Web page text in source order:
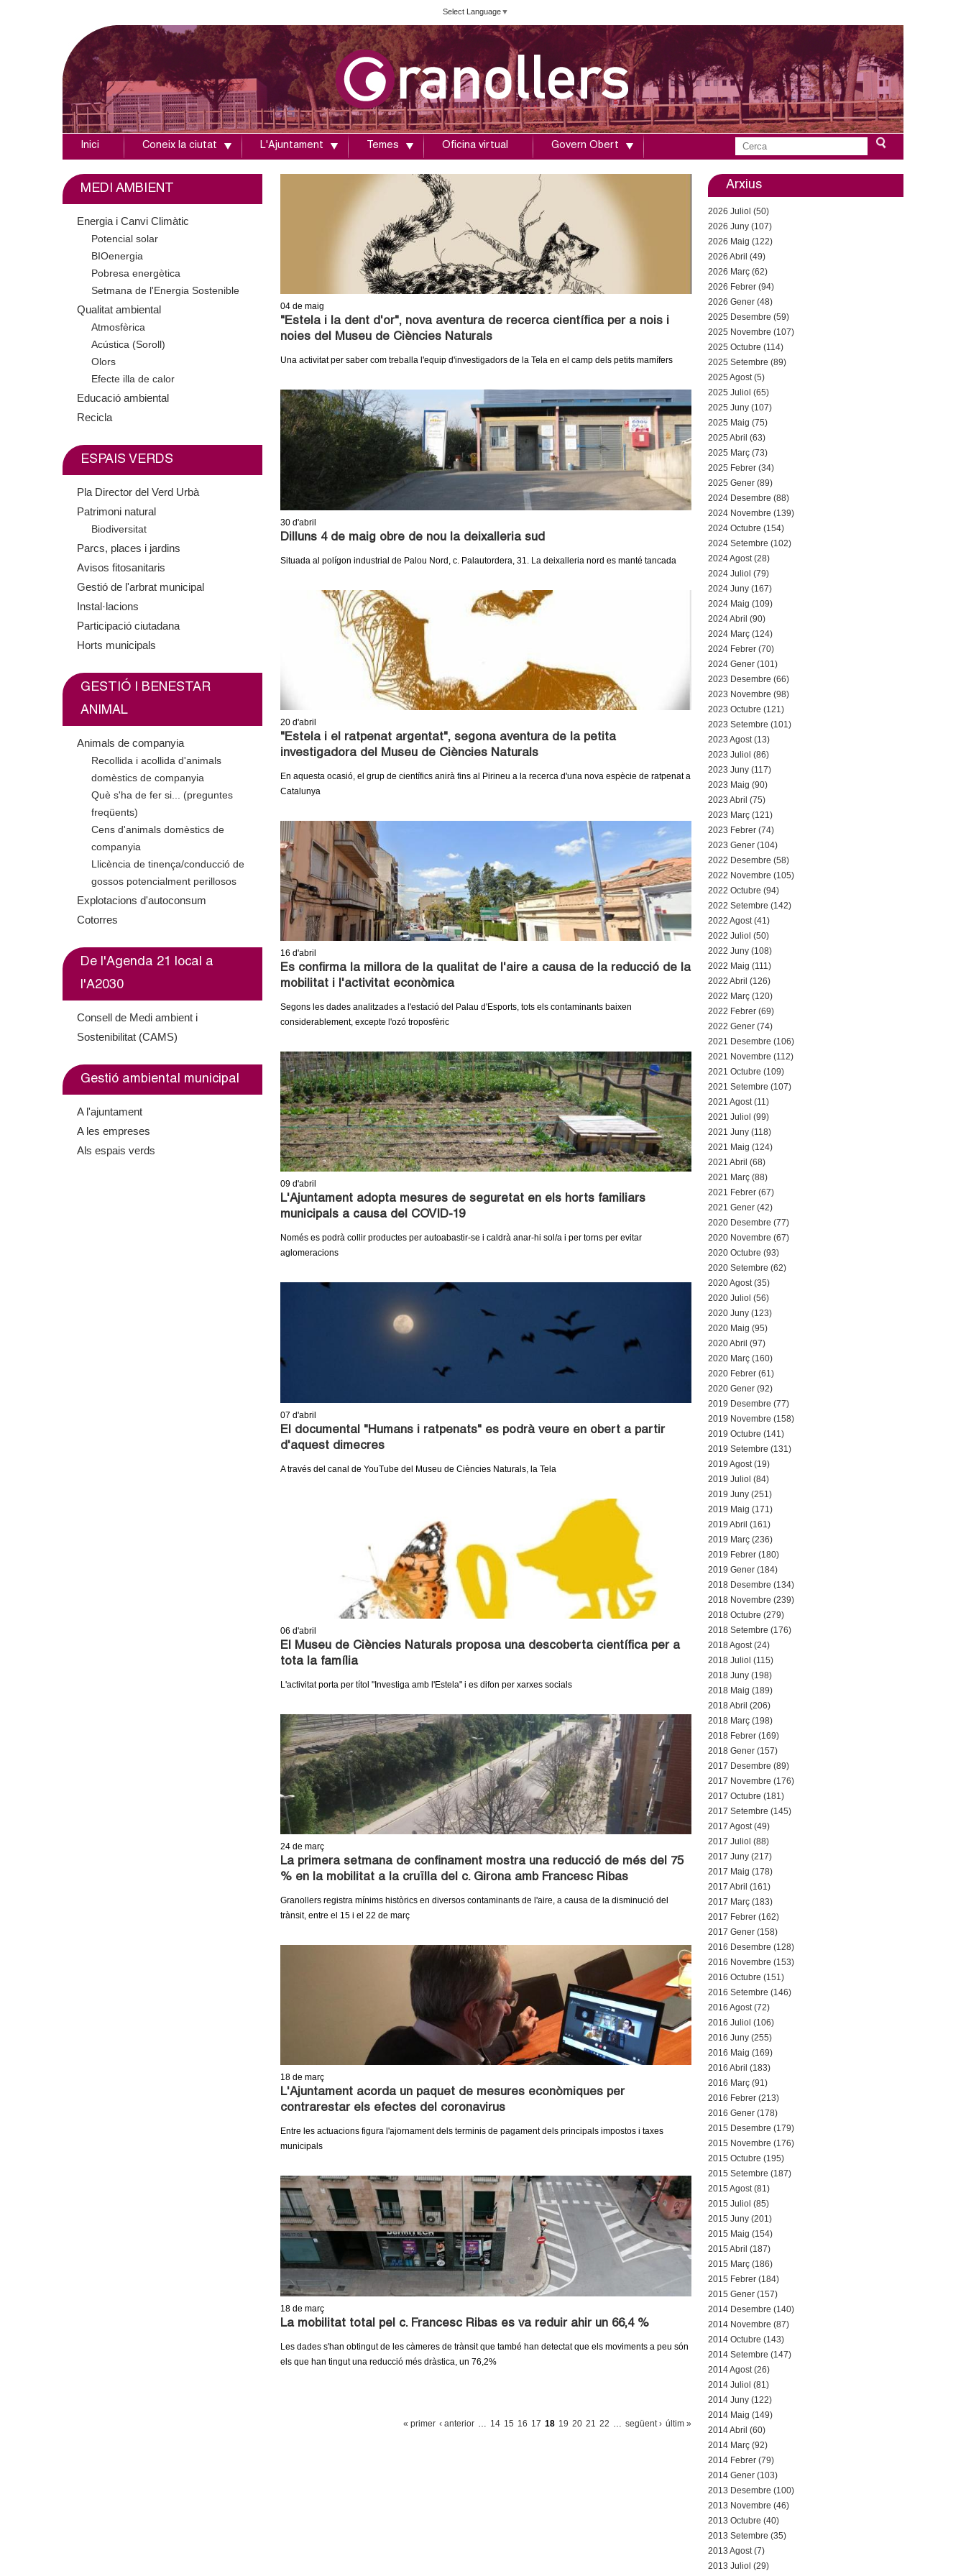
Vés
al
contingut
Select Language▼
j
d
l
Inici Coneix la ciutat L'Ajuntament Temes Oficina virtual Govern Obert
F
o
r
m
u
l
a
r
i
d
e
c
e
r
c
a
e
c
a
Arxius
2026 Juliol (50)
2026 Juny (107)
2026 Maig (122)
2026 Abril (49)
2026 Març (62)
2026 Febrer (94)
2026 Gener (48)
2025 Desembre (59)
2025 Novembre (107)
2025 Octubre (114)
2025 Setembre (89)
2025 Agost (5)
2025 Juliol (65)
2025 Juny (107)
2025 Maig (75)
2025 Abril (63)
2025 Març (73)
2025 Febrer (34)
2025 Gener (89)
2024 Desembre (88)
2024 Novembre (139)
2024 Octubre (154)
2024 Setembre (102)
2024 Agost (28)
2024 Juliol (79)
2024 Juny (167)
2024 Maig (109)
2024 Abril (90)
2024 Març (124)
2024 Febrer (70)
2024 Gener (101)
2023 Desembre (66)
2023 Novembre (98)
2023 Octubre (121)
2023 Setembre (101)
2023 Agost (13)
2023 Juliol (86)
2023 Juny (117)
2023 Maig (90)
2023 Abril (75)
2023 Març (121)
2023 Febrer (74)
2023 Gener (104)
2022 Desembre (58)
2022 Novembre (105)
2022 Octubre (94)
2022 Setembre (142)
2022 Agost (41)
2022 Juliol (50)
2022 Juny (108)
2022 Maig (111)
2022 Abril (126)
2022 Març (120)
2022 Febrer (69)
2022 Gener (74)
2021 Desembre (106)
2021 Novembre (112)
2021 Octubre (109)
2021 Setembre (107)
2021 Agost (11)
2021 Juliol (99)
2021 Juny (118)
2021 Maig (124)
2021 Abril (68)
2021 Març (88)
2021 Febrer (67)
2021 Gener (42)
2020 Desembre (77)
2020 Novembre (67)
2020 Octubre (93)
2020 Setembre (62)
2020 Agost (35)
2020 Juliol (56)
2020 Juny (123)
2020 Maig (95)
2020 Abril (97)
2020 Març (160)
2020 Febrer (61)
2020 Gener (92)
2019 Desembre (77)
2019 Novembre (158)
2019 Octubre (141)
2019 Setembre (131)
2019 Agost (19)
2019 Juliol (84)
2019 Juny (251)
2019 Maig (171)
2019 Abril (161)
2019 Març (236)
2019 Febrer (180)
2019 Gener (184)
2018 Desembre (134)
2018 Novembre (239)
2018 Octubre (279)
2018 Setembre (176)
2018 Agost (24)
2018 Juliol (115)
2018 Juny (198)
2018 Maig (189)
2018 Abril (206)
2018 Març (198)
2018 Febrer (169)
2018 Gener (157)
2017 Desembre (89)
2017 Novembre (176)
2017 Octubre (181)
2017 Setembre (145)
2017 Agost (49)
2017 Juliol (88)
2017 Juny (217)
2017 Maig (178)
2017 Abril (161)
2017 Març (183)
2017 Febrer (162)
2017 Gener (158)
2016 Desembre (128)
2016 Novembre (153)
2016 Octubre (151)
2016 Setembre (146)
2016 Agost (72)
2016 Juliol (106)
2016 Juny (255)
2016 Maig (169)
2016 Abril (183)
2016 Març (91)
2016 Febrer (213)
2016 Gener (178)
2015 Desembre (179)
2015 Novembre (176)
2015 Octubre (195)
2015 Setembre (187)
2015 Agost (81)
2015 Juliol (85)
2015 Juny (201)
2015 Maig (154)
2015 Abril (187)
2015 Març (186)
2015 Febrer (184)
2015 Gener (157)
2014 Desembre (140)
2014 Novembre (87)
2014 Octubre (143)
2014 Setembre (147)
2014 Agost (26)
2014 Juliol (81)
2014 Juny (122)
2014 Maig (149)
2014 Abril (60)
2014 Març (92)
2014 Febrer (79)
2014 Gener (103)
2013 Desembre (100)
2013 Novembre (46)
2013 Octubre (40)
2013 Setembre (35)
2013 Agost (7)
2013 Juliol (29)
04 de maig
"Estela i la dent d'or", nova aventura de recerca científica per a nois i
noies del Museu de Ciències Naturals
Una activitat per saber com treballa l'equip d'investigadors de la Tela en el camp dels petits mamífers
30 d'abril
Dilluns 4 de maig obre de nou la deixalleria sud
Situada al polígon industrial de Palou Nord, c. Palautordera, 31. La deixalleria nord es manté tancada
20 d'abril
"Estela i el ratpenat argentat", segona aventura de la petita
investigadora del Museu de Ciències Naturals
En aquesta ocasió, el grup de científics anirà fins al Pirineu a la recerca d'una nova espècie de ratpenat a
Catalunya
16 d'abril
Es confirma la millora de la qualitat de l'aire a causa de la reducció de la
mobilitat i l'activitat econòmica
Segons les dades analitzades a l'estació del Palau d'Esports, tots els contaminants baixen
considerablement, excepte l'ozó troposfèric
09 d'abril
L'Ajuntament adopta mesures de seguretat en els horts familiars
municipals a causa del COVID-19
Només es podrà collir productes per autoabastir-se i caldrà anar-hi sol/a i per torns per evitar
aglomeracions
07 d'abril
El documental "Humans i ratpenats" es podrà veure en obert a partir
d'aquest dimecres
A través del canal de YouTube del Museu de Ciències Naturals, la Tela
06 d'abril
El Museu de Ciències Naturals proposa una descoberta científica per a
tota la família
L'activitat porta per títol "Investiga amb l'Estela" i es difon per xarxes socials
24 de març
La primera setmana de confinament mostra una reducció de més del 75
% en la mobilitat a la cruïlla del c. Girona amb Francesc Ribas
Granollers registra mínims històrics en diversos contaminants de l'aire, a causa de la disminució del
trànsit, entre el 15 i el 22 de març
18 de març
L'Ajuntament acorda un paquet de mesures econòmiques per
contrarestar els efectes del coronavirus
Entre les actuacions figura l'ajornament dels terminis de pagament dels principals impostos i taxes
municipals
18 de març
La mobilitat total pel c. Francesc Ribas es va reduir ahir un 66,4 %
Les dades s'han obtingut de les càmeres de trànsit que també han detectat que els moviments a peu són
els que han tingut una reducció més dràstica, un 76,2%
« primer ‹ anterior 14 15 16 17 18 19 20 21 22 següent › últim »
MEDI AMBIENT
Energia i Canvi Climàtic
Potencial solar
BIOenergia
Pobresa energètica
Setmana de l'Energia Sostenible
Qualitat ambiental
Atmosfèrica
Acústica (Soroll)
Olors
Efecte illa de calor
Educació ambiental
Recicla
ESPAIS VERDS
Pla Director del Verd Urbà
Patrimoni natural
Biodiversitat
Parcs, places i jardins
Avisos fitosanitaris
Gestió de l'arbrat municipal
Instal·lacions
Participació ciutadana
Horts municipals
GESTIÓ I BENESTAR
ANIMAL
Animals de companyia
Recollida i acollida d'animals
domèstics de companyia
Què s'ha de fer si... (preguntes
freqüents)
Cens d'animals domèstics de
companyia
Llicència de tinença/conducció de
gossos potencialment perillosos
Explotacions d'autoconsum
Cotorres
De l'Agenda 21 local a
l'A2030
Consell de Medi ambient i
Sostenibilitat (CAMS)
Gestió ambiental municipal
A l'ajuntament
A les empreses
Als espais verds